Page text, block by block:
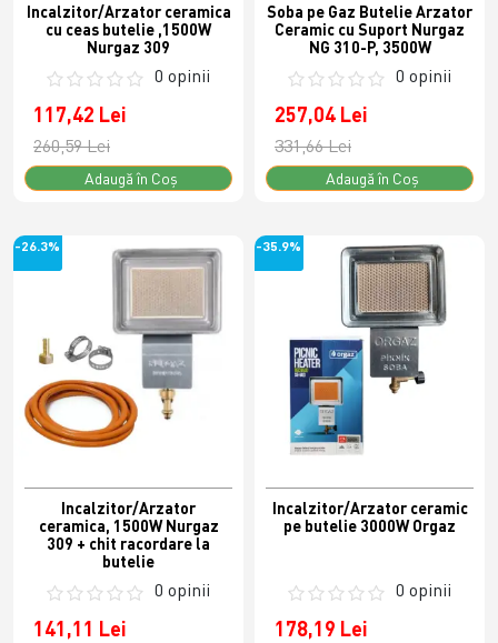
Incalzitor/Arzator ceramica
cu ceas butelie ,1500W
Nurgaz 309
0 opinii
117,42 Lei
260,59 Lei
Adaugă în Coş
Soba pe Gaz Butelie Arzator
Ceramic cu Suport Nurgaz
NG 310-P, 3500W
0 opinii
257,04 Lei
331,66 Lei
Adaugă în Coş
-26.3%
Incalzitor/Arzator
ceramica, 1500W Nurgaz
309 + chit racordare la
butelie
0 opinii
141,11 Lei
-35.9%
Incalzitor/Arzator ceramic
pe butelie 3000W Orgaz
0 opinii
178,19 Lei